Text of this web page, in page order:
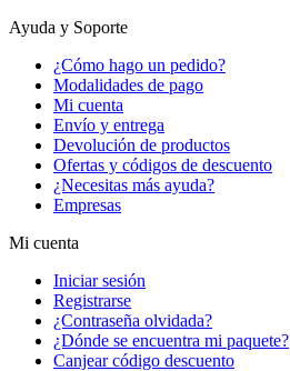
Ayuda y Soporte
¿Cómo hago un pedido?
Modalidades de pago
Mi cuenta
Envío y entrega
Devolución de productos
Ofertas y códigos de descuento
¿Necesitas más ayuda?
Empresas
Mi cuenta
Iniciar sesión
Registrarse
¿Contraseña olvidada?
¿Dónde se encuentra mi paquete?
Canjear código descuento